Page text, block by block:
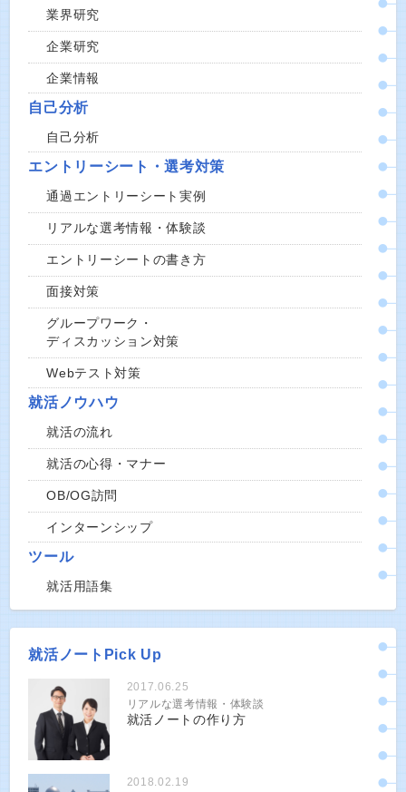
業界研究
企業研究
企業情報
自己分析
自己分析
エントリーシート・選考対策
通過エントリーシート実例
リアルな選考情報・体験談
エントリーシートの書き方
面接対策
グループワーク・
ディスカッション対策
Webテスト対策
就活ノウハウ
就活の流れ
就活の心得・マナー
OB/OG訪問
インターンシップ
ツール
就活用語集
就活ノートPick Up
2017.06.25
リアルな選考情報・体験談
就活ノートの作り方
2018.02.19